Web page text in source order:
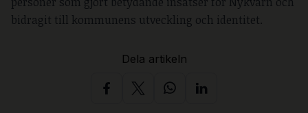
bidragit till kommunens utveckling och identitet.
Dela artikeln